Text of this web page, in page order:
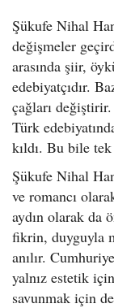
Şükufe Nihal
değişmeler
arasında şiir,
edebiyatçıdır.
çağları
Türk
kıldı. Bu bile tek
Şükufe Nihal
ve romancı
aydın olarak da
fikrin, duyguyla
anılır.
yalnız estetik
savunmak için